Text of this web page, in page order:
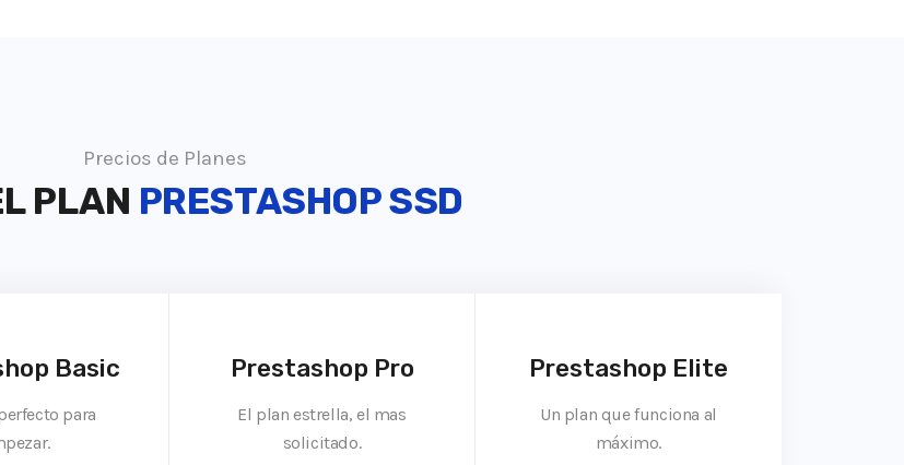
Precios de Planes
PLAN PRESTASHOP SSD
Basic
para
Prestashop Pro
El plan estrella, el mas
solicitado.
Prestashop Elite
Un plan que funciona al
máximo.